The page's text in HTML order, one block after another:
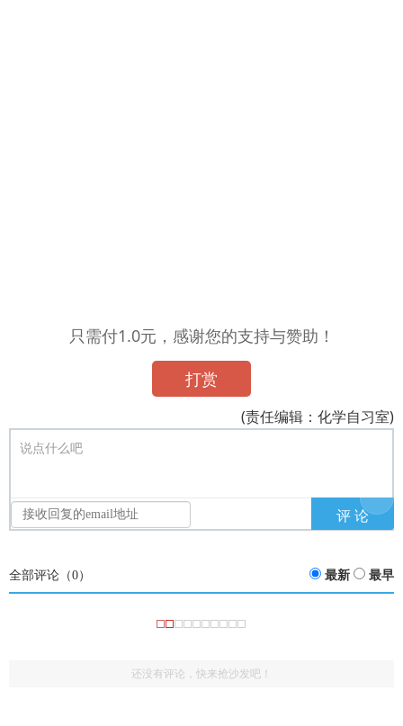
只需付1.0元，感谢您的支持与赞助！
打赏
(责任编辑：化学自习室)
说点什么吧
全部评论（0） 最新 最早
还没有评论，快来抢沙发吧！